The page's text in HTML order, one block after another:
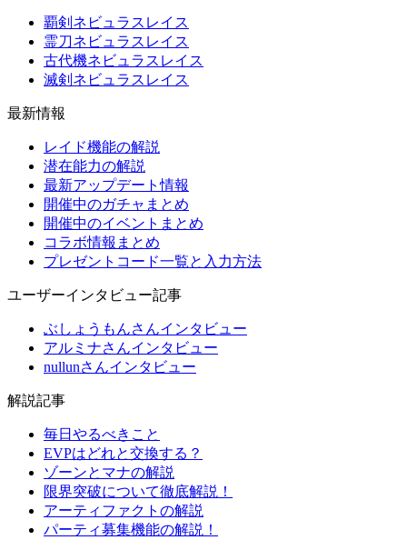
覇剣ネビュラスレイス
霊刀ネビュラスレイス
古代機ネビュラスレイス
滅剣ネビュラスレイス
最新情報
レイド機能の解説
潜在能力の解説
最新アップデート情報
開催中のガチャまとめ
開催中のイベントまとめ
コラボ情報まとめ
プレゼントコード一覧と入力方法
ユーザーインタビュー記事
ぶしょうもんさんインタビュー
アルミナさんインタビュー
nullunさんインタビュー
解説記事
毎日やるべきこと
EVPはどれと交換する？
ゾーンとマナの解説
限界突破について徹底解説！
アーティファクトの解説
パーティ募集機能の解説！